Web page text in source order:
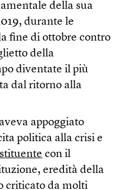
della sua
durante le
fine di ottobre contro
della
diventate il più
dal ritorno alla
appoggiato
politica alla crisi e
con il
eredità della
criticato da molti